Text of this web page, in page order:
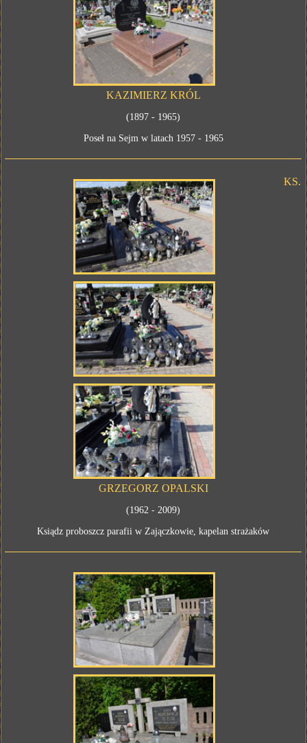
KAZIMIERZ KRÓL
(1897 - 1965)
Poseł na Sejm w latach 1957 - 1965
KS.
GRZEGORZ OPALSKI
(1962 - 2009)
Ksiądz proboszcz parafii w Zajączkowie, kapelan strażaków